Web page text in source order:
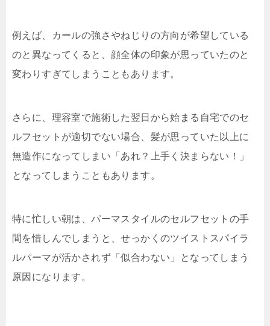
例えば、カールの強さやねじりの方向が希望している
のと異なってくると、顔全体の印象が思っていたのと
変わりすぎてしまうこともあります。
さらに、理容室で施術した翌日から始まる自宅でのセ
ルフセットが適切でない場合、髪が思っていた以上に
無造作になってしまい「あれ？上手く決まらない！」
となってしまうこともあります。
特に忙しい朝は、パーマスタイルのセルフセットの手
間を惜しんでしまうと、せっかくのツイストスパイラ
ルパーマが活かされず「似合わない」となってしまう
原因になります。